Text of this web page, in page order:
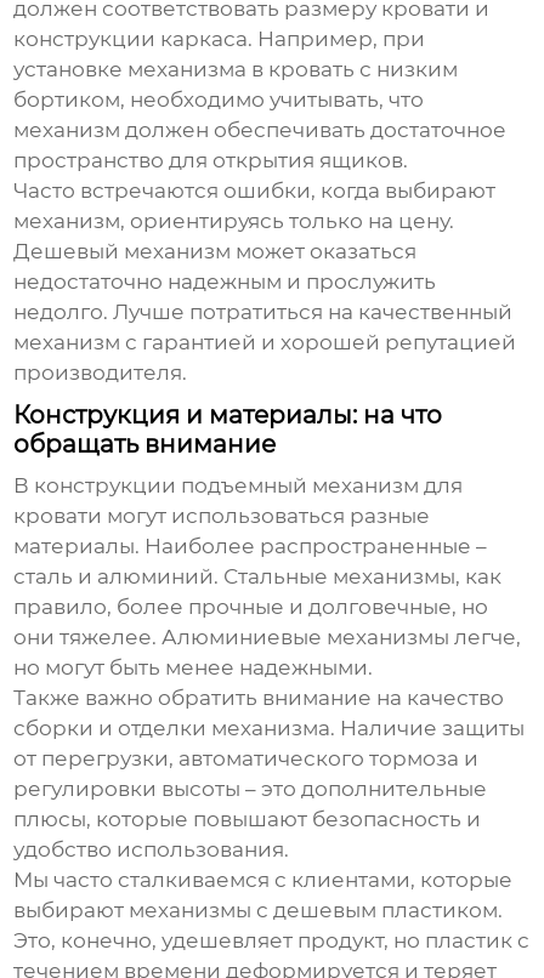
должен соответствовать размеру кровати и
конструкции каркаса. Например, при
установке механизма в кровать с низким
бортиком, необходимо учитывать, что
механизм должен обеспечивать достаточное
пространство для открытия ящиков.
Часто встречаются ошибки, когда выбирают
механизм, ориентируясь только на цену.
Дешевый механизм может оказаться
недостаточно надежным и прослужить
недолго. Лучше потратиться на качественный
механизм с гарантией и хорошей репутацией
производителя.
Конструкция и материалы: на что
обращать внимание
В конструкции подъемный механизм для
кровати могут использоваться разные
материалы. Наиболее распространенные –
сталь и алюминий. Стальные механизмы, как
правило, более прочные и долговечные, но
они тяжелее. Алюминиевые механизмы легче,
но могут быть менее надежными.
Также важно обратить внимание на качество
сборки и отделки механизма. Наличие защиты
от перегрузки, автоматического тормоза и
регулировки высоты – это дополнительные
плюсы, которые повышают безопасность и
удобство использования.
Мы часто сталкиваемся с клиентами, которые
выбирают механизмы с дешевым пластиком.
Это, конечно, удешевляет продукт, но пластик с
течением времени деформируется и теряет